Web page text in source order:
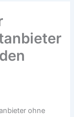
ohne